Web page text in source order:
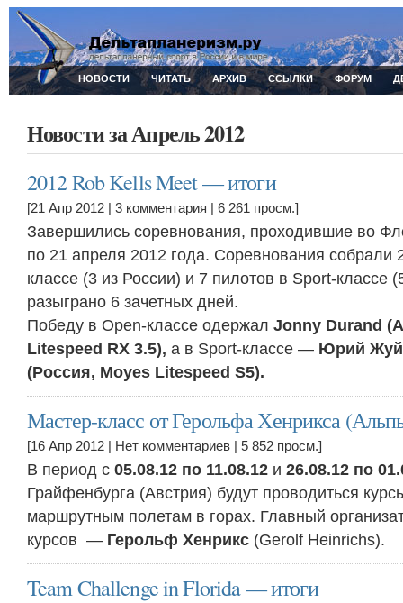
НОВОСТИ ЧИТАТЬ АРХИВ ССЫЛКИ ФОРУМ
Новости за Апрель 2012
2012 Rob Kells Meet — итоги
[21 Апр 2012 | 3 комментария | 6 261 просм.]
Завершились соревнования, проходившие во
по 21 апреля 2012 года. Соревнования собрали
классе (3 из России) и 7 пилотов в Sport-классе
разыграно 6 зачетных дней.
Победу в Open-классе одержал Jonny Durand
Litespeed RX 3.5), а в Sport-классе — Юрий
(Россия, Moyes Litespeed S5).
Мастер-класс от Герольфа Хенрикса
[16 Апр 2012 | Нет комментариев | 5 852 просм.]
В период с 05.08.12 по 11.08.12 и 26.08.12 по
Грайфенбурга (Австрия) будут проводиться
маршрутным полетам в горах. Главный
курсов — Герольф Хенрикс (Gerolf Heinrichs).
Team Challenge in Florida — итоги